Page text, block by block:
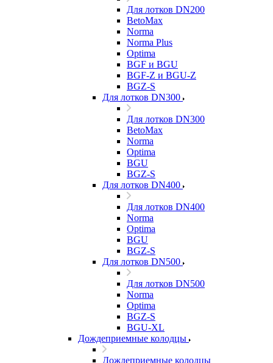
Для лотков DN200
BetoMax
Norma
Norma Plus
Optima
BGF и BGU
BGF-Z и BGU-Z
BGZ-S
Для лотков DN300
Для лотков DN300
BetoMax
Norma
Optima
BGU
BGZ-S
Для лотков DN400
Для лотков DN400
Norma
Optima
BGU
BGZ-S
Для лотков DN500
Для лотков DN500
Norma
Optima
BGZ-S
BGU-XL
Дождеприемные колодцы
Дождеприемные колодцы